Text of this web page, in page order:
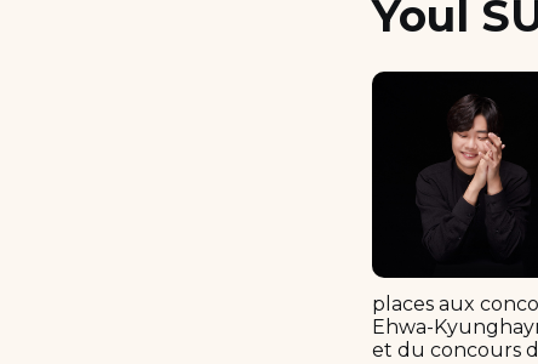
Youl
places aux
Ehwa-
et du concours